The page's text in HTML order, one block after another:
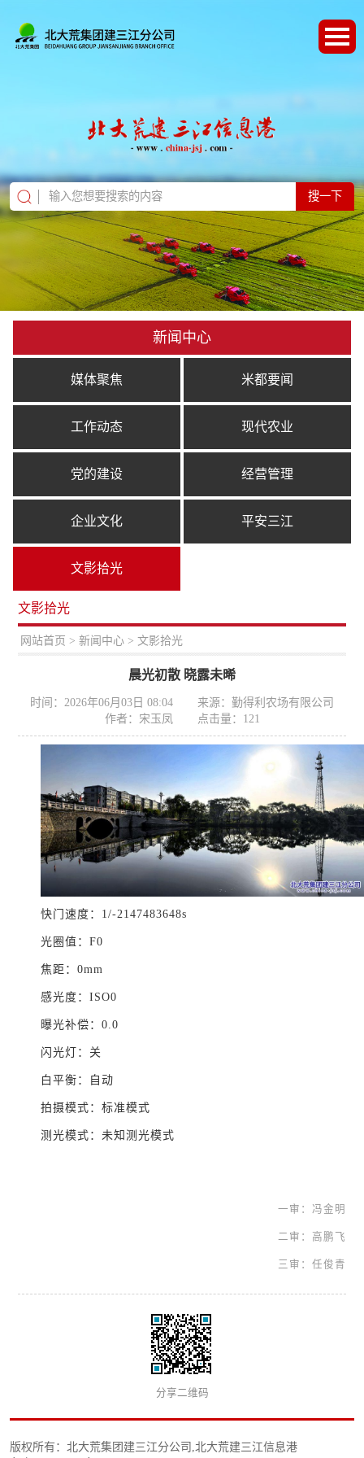
搜一下
新闻中心
媒体聚焦 米都要闻
工作动态 现代农业
党的建设 经营管理
企业文化 平安三江
文影拾光
文影拾光
网站首页 > 新闻中心 > 文影拾光
晨光初散 晓露未晞
时间：2026年06月03日 08:04
来源：勤得利农场有限公司
作者：宋玉凤
点击量： 121
快门速度：1/-2147483648s
光圈值：F0
焦距：0mm
感光度：ISO0
曝光补偿：0.0
闪光灯：关
白平衡：自动
拍摄模式：标准模式
测光模式：未知测光模式
一审：冯金明
二审：高鹏飞
三审：任俊青
分享二维码
版权所有：北大荒集团建三江分公司,北大荒建三江信息港